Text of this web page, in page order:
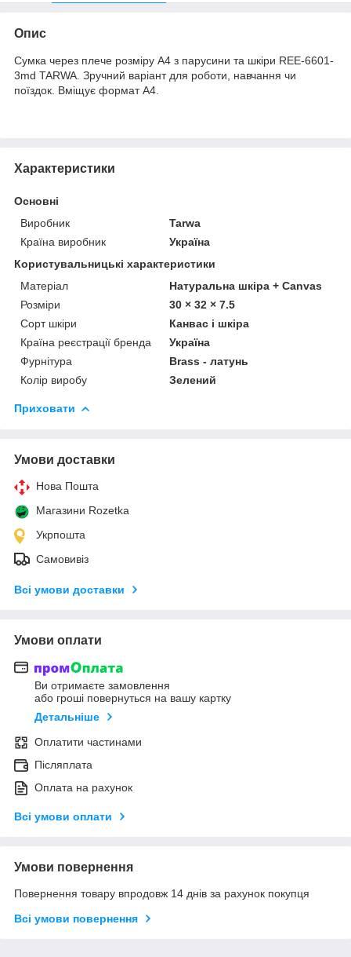
Опис
Сумка через плече розміру А4 з парусини та шкіри REE-6601-
3md TARWA. Зручний варіант для роботи, навчання чи
поїздок. Вміщує формат А4.
Характеристики
Основні
Виробник
Tarwa
Країна виробник
Україна
Користувальницькі характеристики
Матеріал
Натуральна шкіра + Canvas
Розміри
30 × 32 × 7.5
Сорт шкіри
Канвас і шкіра
Країна реєстрації бренда
Україна
Фурнітура
Brass - латунь
Колір виробу
Зелений
Приховати
Умови доставки
Нова Пошта
Магазини Rozetka
Укрпошта
Самовивіз
Всі умови доставки
Умови оплати
Ви отримаєте замовлення
або гроші повернуться на вашу картку
Детальніше
Оплатити частинами
Післяплата
Оплата на рахунок
Всі умови оплати
Умови повернення
Повернення товару впродовж 14 днів за рахунок покупця
Всі умови повернення